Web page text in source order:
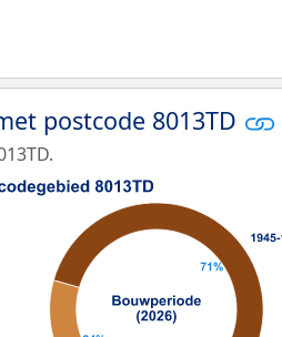
postcode 8013TD